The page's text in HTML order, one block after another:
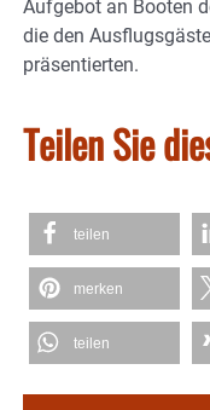
Aufgebot an Booten
die den
präsentierten.
Teilen Sie
teilen
merken
teilen